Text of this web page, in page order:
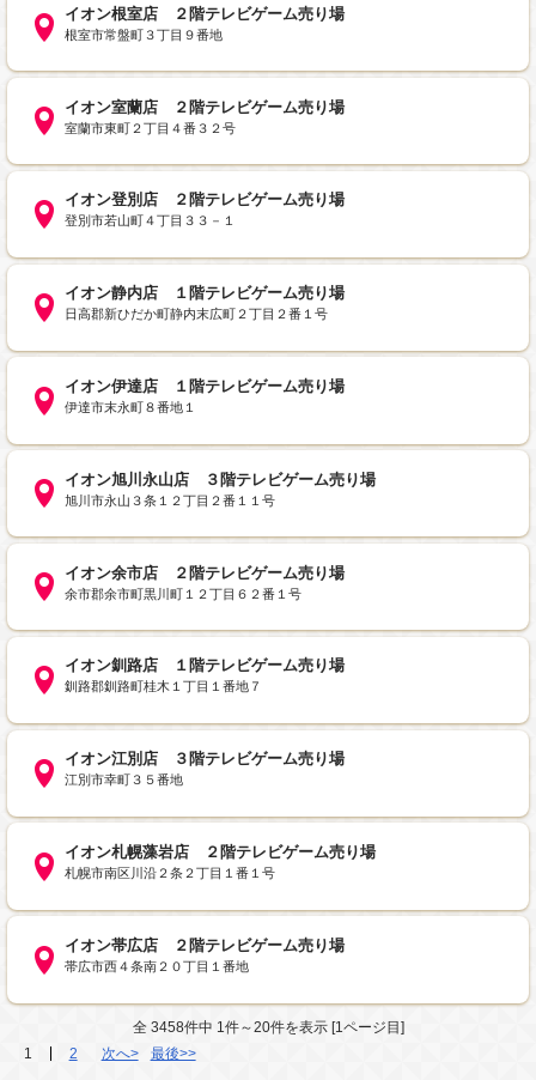
イオン根室店 ２階テレビゲーム売り場
根室市常盤町３丁目９番地
イオン室蘭店 ２階テレビゲーム売り場
室蘭市東町２丁目４番３２号
イオン登別店 ２階テレビゲーム売り場
登別市若山町４丁目３３－１
イオン静内店 １階テレビゲーム売り場
日高郡新ひだか町静内末広町２丁目２番１号
イオン伊達店 １階テレビゲーム売り場
伊達市末永町８番地１
イオン旭川永山店 ３階テレビゲーム売り場
旭川市永山３条１２丁目２番１１号
イオン余市店 ２階テレビゲーム売り場
余市郡余市町黒川町１２丁目６２番１号
イオン釧路店 １階テレビゲーム売り場
釧路郡釧路町桂木１丁目１番地７
イオン江別店 ３階テレビゲーム売り場
江別市幸町３５番地
イオン札幌藻岩店 ２階テレビゲーム売り場
札幌市南区川沿２条２丁目１番１号
イオン帯広店 ２階テレビゲーム売り場
帯広市西４条南２０丁目１番地
全 3458件中 1件～20件を表示 [1ページ目]
1
2 次へ> 最後>>